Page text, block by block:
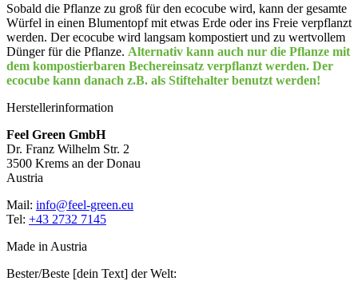
Sobald die Pflanze zu groß für den ecocube wird, kann der gesamte
Würfel in einen Blumentopf mit etwas Erde oder ins Freie verpflanzt
werden. Der ecocube wird langsam kompostiert und zu wertvollem
Dünger für die Pflanze. Alternativ kann auch nur die Pflanze mit
dem kompostierbaren Bechereinsatz verpflanzt werden. Der
ecocube kann danach z.B. als Stiftehalter benutzt werden!
Herstellerinformation
Feel Green GmbH
Dr. Franz Wilhelm Str. 2
3500 Krems an der Donau
Austria
Mail: info@feel-green.eu
Tel: +43 2732 7145
Made in Austria
Bester/Beste [dein Text] der Welt: